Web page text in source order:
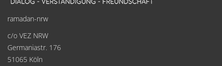
ramadan-nrw
c/o VEZ NRW
Germaniastr. 176
51065 Köln